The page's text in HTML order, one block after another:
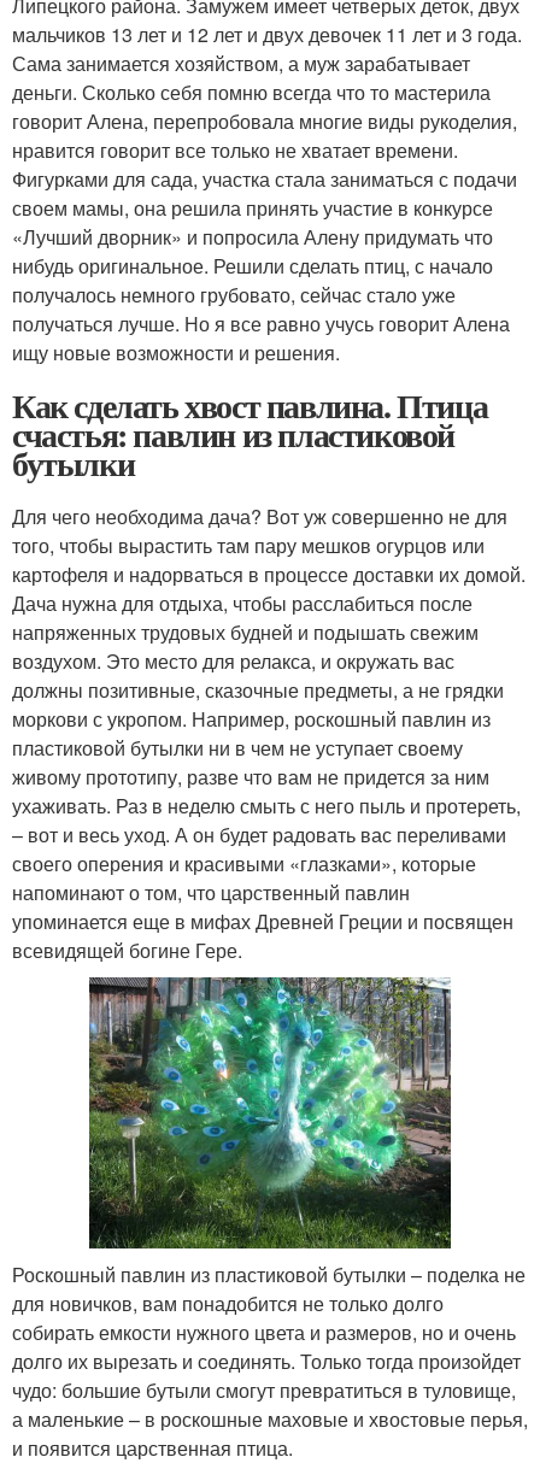
мальчиков 13 лет и 12 лет и двух девочек 11 лет и 3 года.
Сама занимается хозяйством, а муж зарабатывает
деньги. Сколько себя помню всегда что то мастерила
говорит Алена, перепробовала многие виды рукоделия,
нравится говорит все только не хватает времени.
Фигурками для сада, участка стала заниматься с подачи
своем мамы, она решила принять участие в конкурсе
«Лучший дворник» и попросила Алену придумать что
нибудь оригинальное. Решили сделать птиц, с начало
получалось немного грубовато, сейчас стало уже
получаться лучше. Но я все равно учусь говорит Алена
ищу новые возможности и решения.
Как сделать хвост павлина. Птица
счастья: павлин из пластиковой
бутылки
Для чего необходима дача? Вот уж совершенно не для
того, чтобы вырастить там пару мешков огурцов или
картофеля и надорваться в процессе доставки их домой.
Дача нужна для отдыха, чтобы расслабиться после
напряженных трудовых будней и подышать свежим
воздухом. Это место для релакса, и окружать вас
должны позитивные, сказочные предметы, а не грядки
моркови с укропом. Например, роскошный павлин из
пластиковой бутылки ни в чем не уступает своему
живому прототипу, разве что вам не придется за ним
ухаживать. Раз в неделю смыть с него пыль и протереть,
– вот и весь уход. А он будет радовать вас переливами
своего оперения и красивыми «глазками», которые
напоминают о том, что царственный павлин
упоминается еще в мифах Древней Греции и посвящен
всевидящей богине Гере.
Роскошный павлин из пластиковой бутылки – поделка не
для новичков, вам понадобится не только долго
собирать емкости нужного цвета и размеров, но и очень
долго их вырезать и соединять. Только тогда произойдет
чудо: большие бутыли смогут превратиться в туловище,
а маленькие – в роскошные маховые и хвостовые перья,
и появится царственная птица.